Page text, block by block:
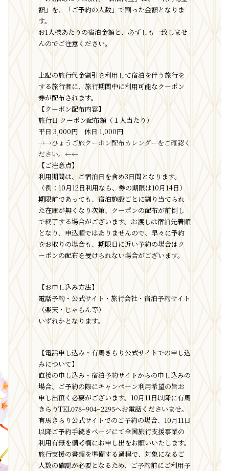
額」を、「ご予約の人数」で割った金額となりま
す。
お1人様あたりの宿泊金額と、必ずしも一致しませ
んのでご注意ください。
上記の旅行代金割引を利用して宿泊を伴う旅行を
する旅行者に、旅行期間中に利用可能なクーポン
券が配布されます。
【クーポン配布内容】
旅行日 クーポン配布額（１人当たり）
平日 3,000円 休日 1,000円
→→ひょうご旅クーポン配布カレンダーをご確認く
ださい。←←
【ご注意点】
利用期間は、ご宿泊日を含め3日間となります。
（例：10月12日利用なら、券の期限は10月14日）
期限前であっても、宿泊施設ごとに割り当てられ
た在庫が無くなり次第、クーポンの配布が前倒し
で終了する場合がございます。お渡しは宿泊先着順
となり、申込順ではありませんので、早々に予約
をお取りの場合も、期限日に近い予約の場合はク
ーポンの配布を受けられない場合がございます。
【お申し込み方法】
電話予約・公式サイト・旅行会社・宿泊予約サイト
（楽天・じゃらん等）
いずれかとなります。
【電話申し込み・有馬きらり公式サイトでの申し込
みについて】
直接の申し込み・宿泊予約サイトからの申し込みの
場合、ご予約の際にキャンペーン利用希望の旨お
申し出頂く必要がございます。10月11日以降に有馬
きらりTEL078−904−2295へお電話くださいませ。
有馬きらり公式サイトでのご予約の場合、10月11日
以降ご予約手続きページにて全国旅行支援事業の
利用有無を備考欄にお申し出をお願いいたします。
旅行支援の書類を準備する過程で、対象になるご
人数の確認が必要となるため、ご予約前にご利用予